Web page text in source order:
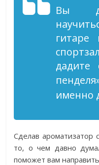
Вы
гитаре
дадите
именно
Сделав ароматизатор
то, о чем давно
поможет вам